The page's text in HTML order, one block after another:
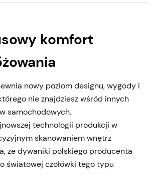
komfort
nowy poziom designu, wygody i
nie znajdziesz wśród innych
samochodowych.
technologii produkcji w
skanowaniem wnętrz
że dywaniki polskiego producenta
światowej czołówki tego typu